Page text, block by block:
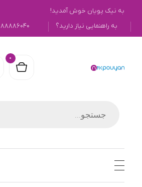
به نیک پویان خوش آمدید!
به راهنمایی نیاز دارید؟
۸۸۸۸۶۰۴۰ (۰۲۱)
0